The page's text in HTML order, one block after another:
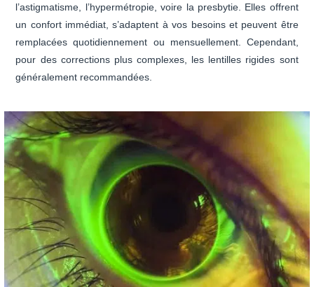
l’astigmatisme, l’hypermétropie, voire la presbytie. Elles offrent
un confort immédiat, s’adaptent à vos besoins et peuvent être
remplacées quotidiennement ou mensuellement. Cependant,
pour des corrections plus complexes, les lentilles rigides sont
généralement recommandées.